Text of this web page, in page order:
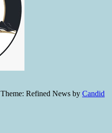
Theme: Refined News by Candid